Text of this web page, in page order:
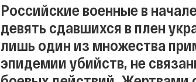
Российские военные в
девять сдавшихся в плен
лишь один из множества
эпидемии убийств, не